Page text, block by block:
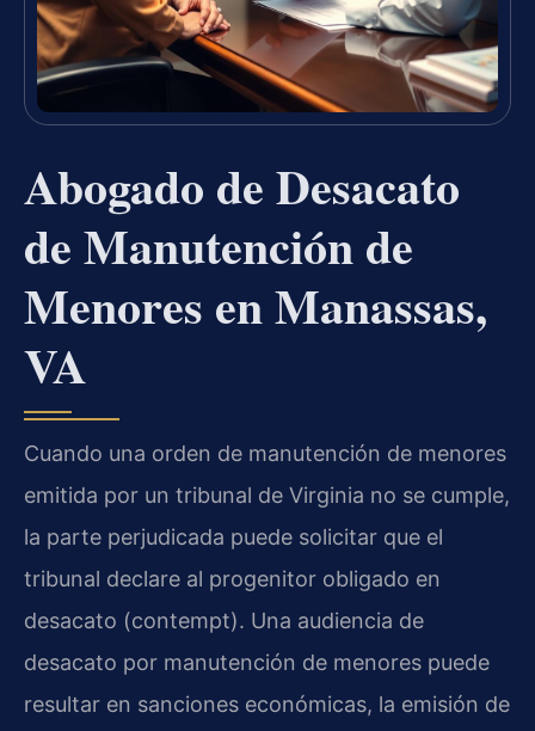
Abogado de Desacato
de Manutención de
Menores en Manassas,
VA
Cuando una orden de manutención de menores
emitida por un tribunal de Virginia no se cumple,
la parte perjudicada puede solicitar que el
tribunal declare al progenitor obligado en
desacato (contempt). Una audiencia de
desacato por manutención de menores puede
resultar en sanciones económicas, la emisión de